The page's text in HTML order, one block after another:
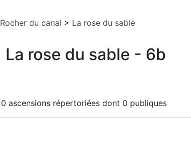
Rocher du canal > La rose du sable
La rose du sable - 6b
0 ascensions répertoriées dont 0 publiques